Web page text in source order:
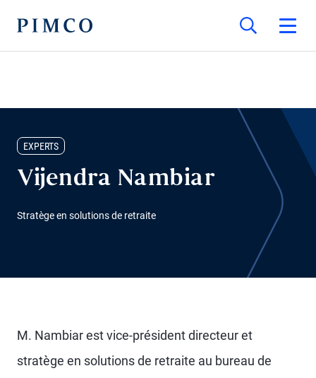
EXPERTS
Vijendra Nambiar
Stratège en solutions de retraite
M. Nambiar est vice-président directeur et
stratège en solutions de retraite au bureau de